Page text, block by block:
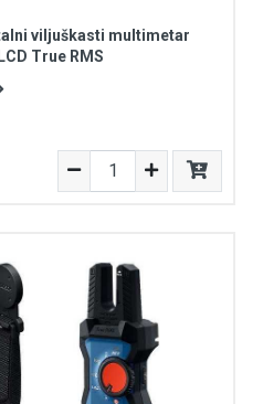
viljuškasti multimetar
True RMS